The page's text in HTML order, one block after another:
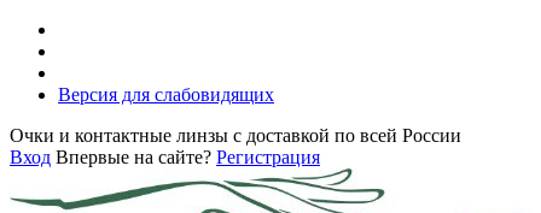
Версия для слабовидящих
Очки и контактные линзы с доставкой по всей России
Вход Впервые на сайте? Регистрация